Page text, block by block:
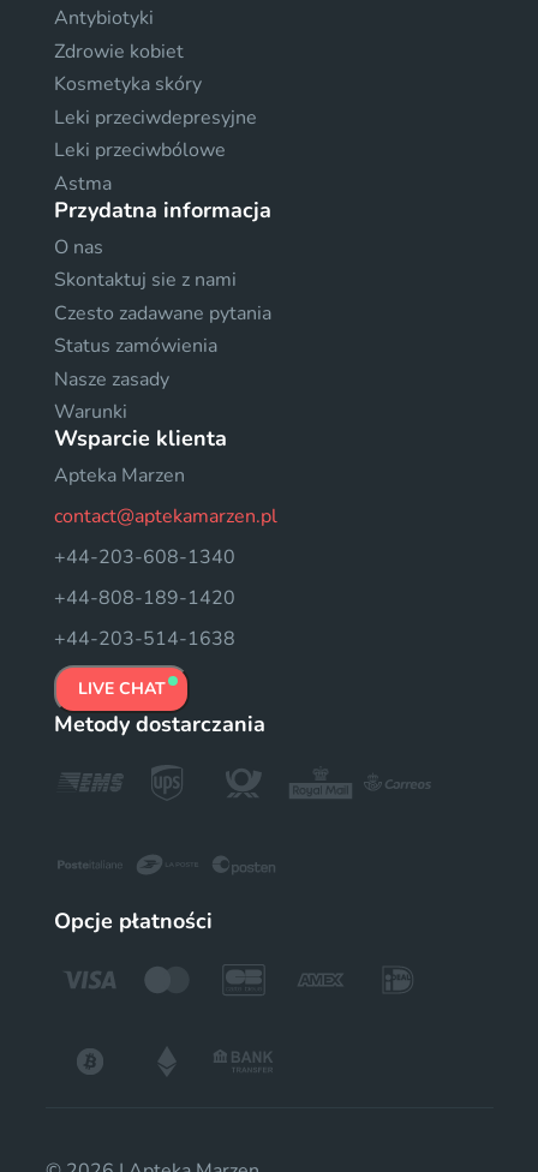
Antybiotyki
Zdrowie kobiet
Kosmetyka skóry
Leki przeciwdepresyjne
Leki przeciwbólowe
Astma
Przydatna informacja
O nas
Skontaktuj sie z nami
Czesto zadawane pytania
Status zamówienia
Nasze zasady
Warunki
Wsparcie klienta
Apteka Marzen
contact@aptekamarzen.pl
+44-203-608-1340
+44-808-189-1420
+44-203-514-1638
LIVE CHAT
Metody dostarczania
Opcje płatności